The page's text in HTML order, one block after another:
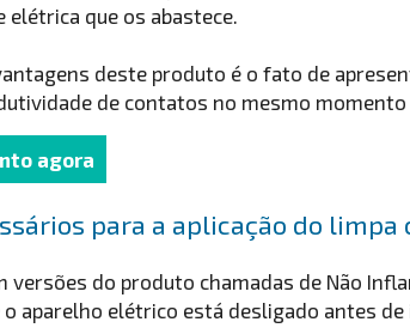
que os abastece.
deste produto é o fato de
de contatos no mesmo momento
agora
para a aplicação do limpa
versões do produto chamadas de Não
aparelho elétrico está desligado antes